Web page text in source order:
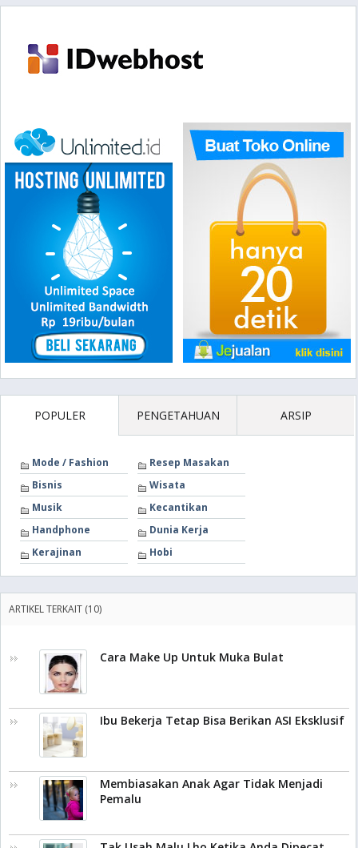
POPULER PENGETAHUAN ARSIP
Mode / Fashion
Resep Masakan
Bisnis
Wisata
Musik
Kecantikan
Handphone
Dunia Kerja
Kerajinan
Hobi
ARTIKEL TERKAIT (10)
Cara Make Up Untuk Muka Bulat
Ibu Bekerja Tetap Bisa Berikan ASI Eksklusif
Membiasakan Anak Agar Tidak Menjadi
Pemalu